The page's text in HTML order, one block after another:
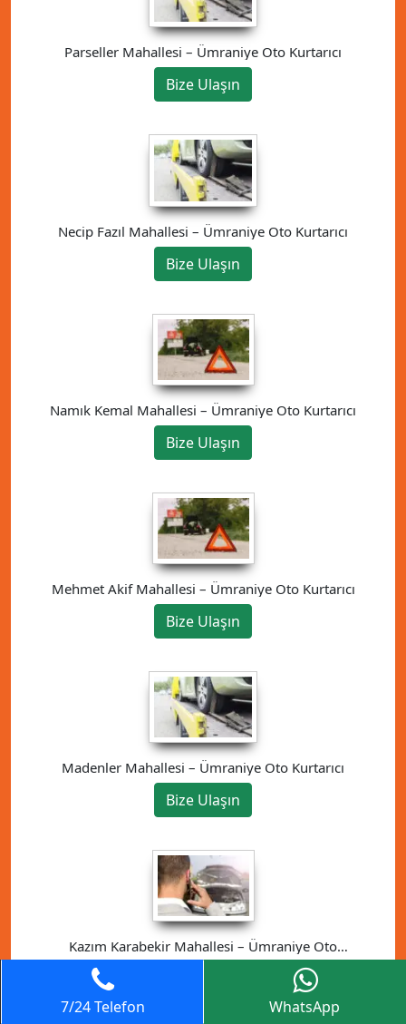
7/24 Telefon WhatsApp
Parseller Mahallesi – Ümraniye Oto Kurtarıcı
Bize Ulaşın
Necip Fazıl Mahallesi – Ümraniye Oto Kurtarıcı
Bize Ulaşın
Namık Kemal Mahallesi – Ümraniye Oto Kurtarıcı
Bize Ulaşın
Mehmet Akif Mahallesi – Ümraniye Oto Kurtarıcı
Bize Ulaşın
Madenler Mahallesi – Ümraniye Oto Kurtarıcı
Bize Ulaşın
Kazım Karabekir Mahallesi – Ümraniye Oto
Kurtarıcı